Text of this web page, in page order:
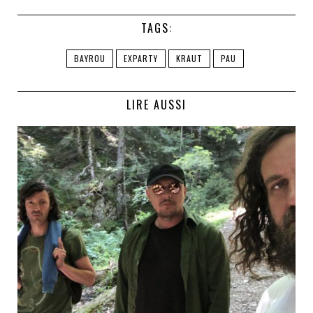
TAGS:
BAYROU EXPARTY KRAUT PAU
LIRE AUSSI